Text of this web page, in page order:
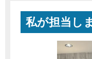
私が担当し